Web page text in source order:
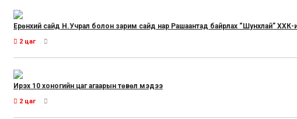
Ерөнхий сайд Н.Учрал болон зарим сайд нар Рашаантад байрлах “Шунхлай” ХХК-
2 цаг
Ирэх 10 хоногийн цаг агаарын төвөл мэдээ
2 цаг